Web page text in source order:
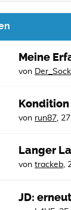
Meine
von
von run87,
Langer
von trackeb,
JD: